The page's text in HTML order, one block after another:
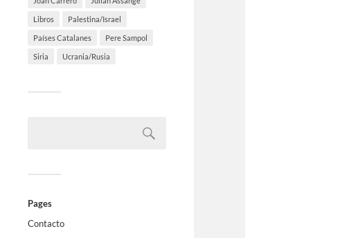
Libros Palestina/Israel
Países Catalanes Pere Sampol
Siria Ucrania/Rusia
Pages
Contacto